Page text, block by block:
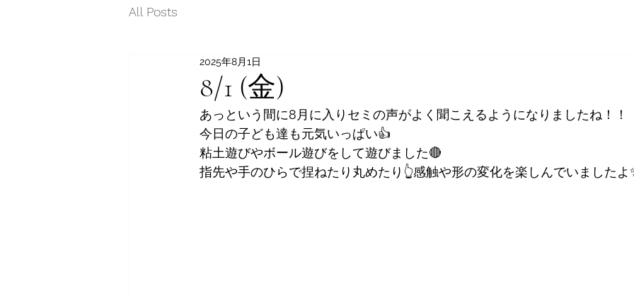
All Posts
8/1 (金)
2025年8月1日
あっという間に8月に入りセミの声がよく聞こえるようになりましたね！！
今日の子ども達も元気いっぱい👍
粘土遊びやボール遊びをして遊びました🔴
指先や手のひらで捏ねたり丸めたり👆感触や形の変化を楽しんでいましたよ